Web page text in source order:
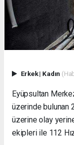
Erkek| Kadın
Eyüpsultan
üzerinde bulunan
üzerine olay
ekipleri ile 112